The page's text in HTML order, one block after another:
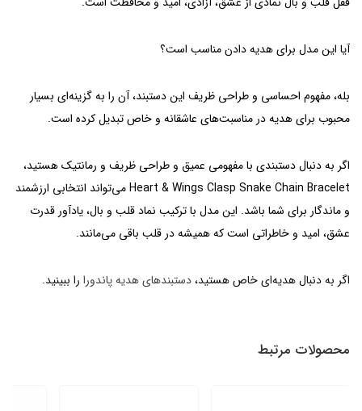
آیا این مدل برای هدیه دادن مناسب است؟
بله، مفهوم احساسی و طراحی ظریف این دستبند، آن را به گزینه‌ای بسیار
محبوب برای هدیه در مناسبت‌های عاشقانه و خاص تبدیل کرده است.
اگر به دنبال دستبندی با مفهومی عمیق و طراحی ظریف و رمانتیک هستید،
Heart & Wings Clasp Snake Chain Bracelet می‌تواند انتخابی ارزشمند
و ماندگار برای شما باشد. این مدل با ترکیب نماد قلب و بال، یادآور قدرت
عشق، امید و خاطراتی است که همیشه در قلب باقی می‌مانند.
اگر به دنبال هدیه‌ای خاص هستید،دستبندهای هدیه پاندورا را ببینید.
محصولات مرتبط